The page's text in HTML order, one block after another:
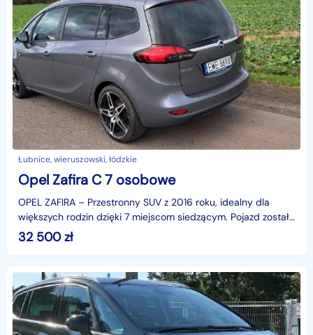
Łubnice, wieruszowski, łódzkie
Opel Zafira C 7 osobowe
OPEL ZAFIRA – Przestronny SUV z 2016 roku, idealny dla
większych rodzin dzięki 7 miejscom siedzącym. Pojazd został
sprowadzony z Niemiec i jest zarejestrowany w
32 500zł